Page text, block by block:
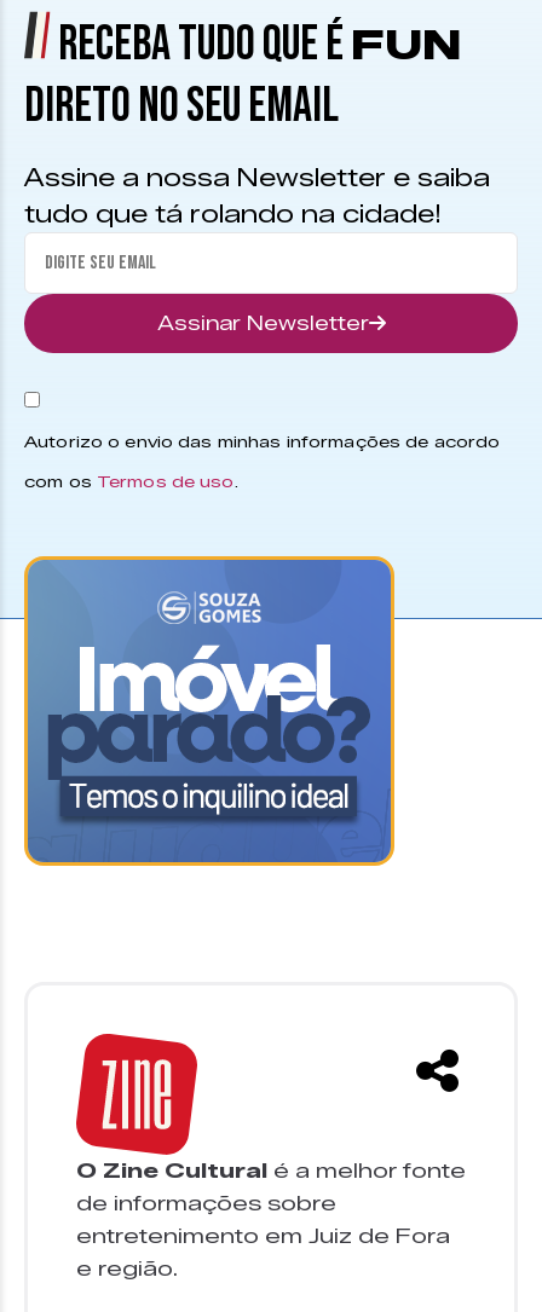
RECEBA TUDO QUE É FUN
DIRETO NO SEU EMAIL
Assine a nossa Newsletter e saiba
tudo que tá rolando na cidade!
Assinar Newsletter
Autorizo o envio das minhas informações de acordo
com os Termos de uso
O Zine Cultural é a melhor fonte
de informações sobre
entretenimento em Juiz de Fora
e região.